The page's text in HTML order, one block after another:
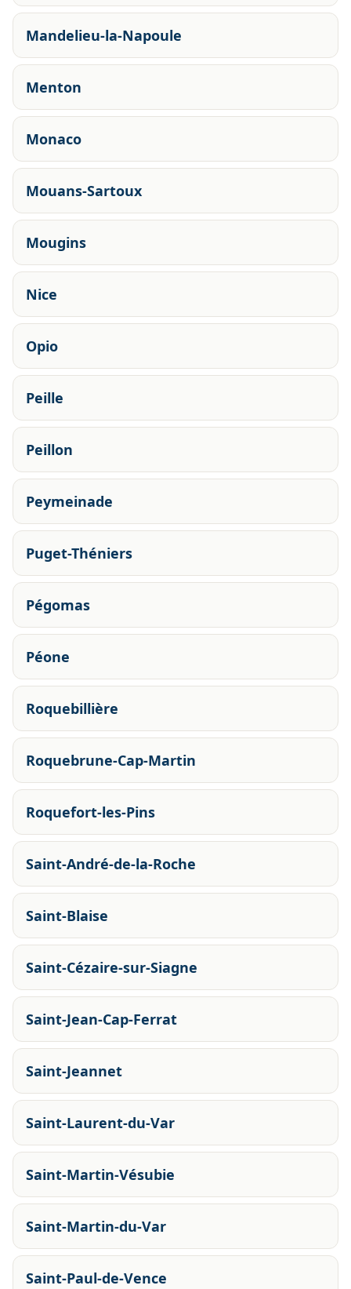
Mandelieu-la-Napoule
Menton
Monaco
Mouans-Sartoux
Mougins
Nice
Opio
Peille
Peillon
Peymeinade
Puget-Théniers
Pégomas
Péone
Roquebillière
Roquebrune-Cap-Martin
Roquefort-les-Pins
Saint-André-de-la-Roche
Saint-Blaise
Saint-Cézaire-sur-Siagne
Saint-Jean-Cap-Ferrat
Saint-Jeannet
Saint-Laurent-du-Var
Saint-Martin-Vésubie
Saint-Martin-du-Var
Saint-Paul-de-Vence